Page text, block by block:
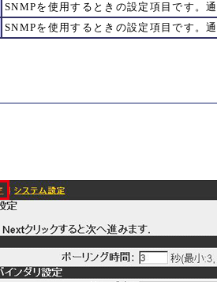
SNMPを使用するときの設定項目です。
SNMPを使用するときの設定項目です。